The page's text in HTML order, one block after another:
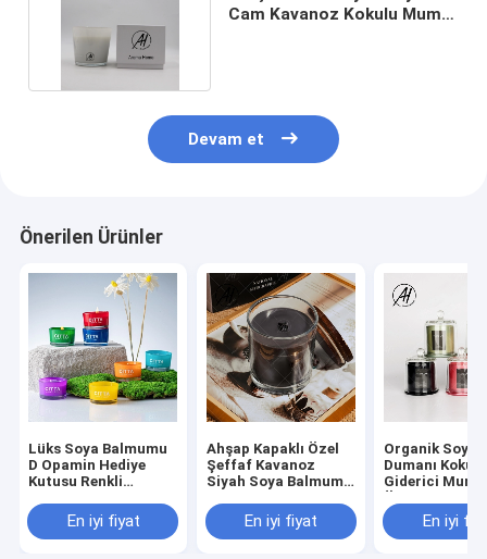
Cam Kavanoz Kokulu Mum
Devam et
Önerilen Ürünler
Lüks Soya Balmumu
D Opamin Hediye
Kutusu Renkli
Kokulu Mum 7 adet
En iyi fiyat
Ahşap Kapaklı Özel
Şeffaf Kavanoz
Siyah Soya Balmumu
En iyi fiyat
Organik Soya
Dumanı Koku
Giderici Mum
ÜrünleriEn iyi